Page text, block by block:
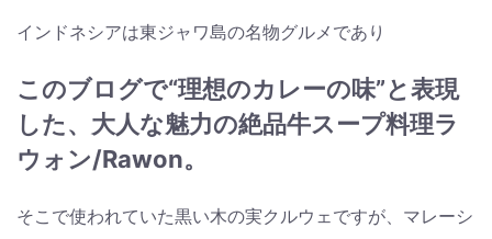
インドネシアは東ジャワ島の名物グルメであり
このブログで“理想のカレーの味”と表現
した、大人な魅力の絶品牛スープ料理ラ
ウォン/Rawon。
そこで使われていた黒い木の実クルウェですが、マレーシ